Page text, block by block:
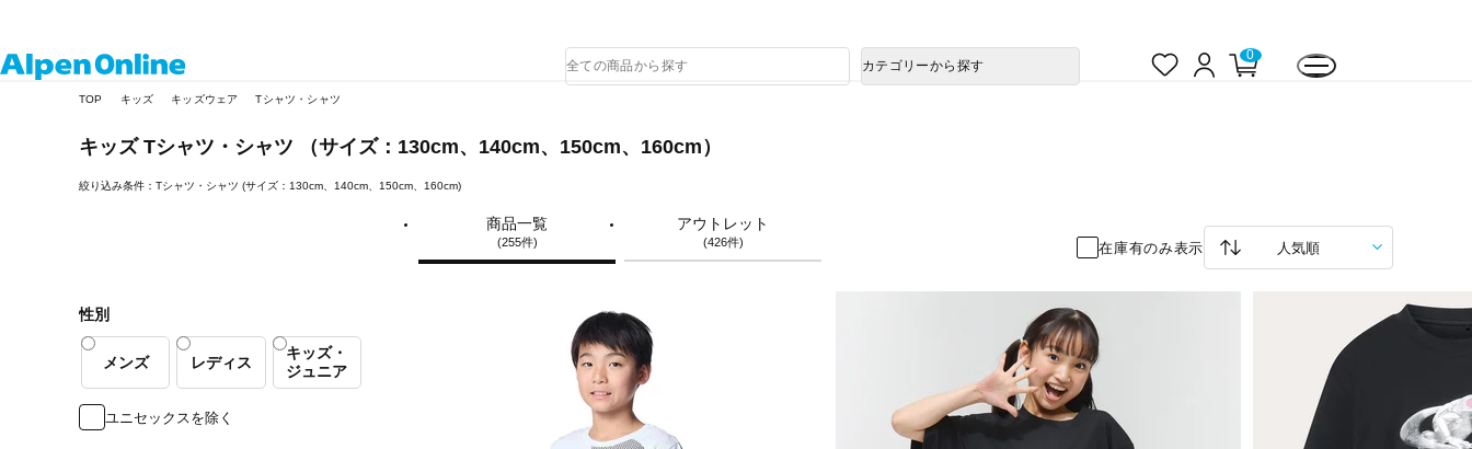
ロ
0
品
検
カテゴリーから探す
TOP キッズ キッズウェア Tシャツ・シャツ
キッズ Tシャツ・シャツ （サイズ：130cm、140cm、150cm、160cm）
絞り込み条件：Tシャツ・シャツ (サイズ：130cm、140cm、150cm、160cm)
性別
メンズ レディス
キッズ・
ジュニア
ユニセックスを除く
商品一覧
(255件)
アウトレット
(426件) 在庫有のみ表示